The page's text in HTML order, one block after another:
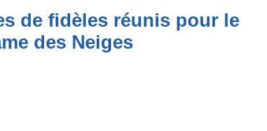
de fidèles réunis pour le
des Neiges